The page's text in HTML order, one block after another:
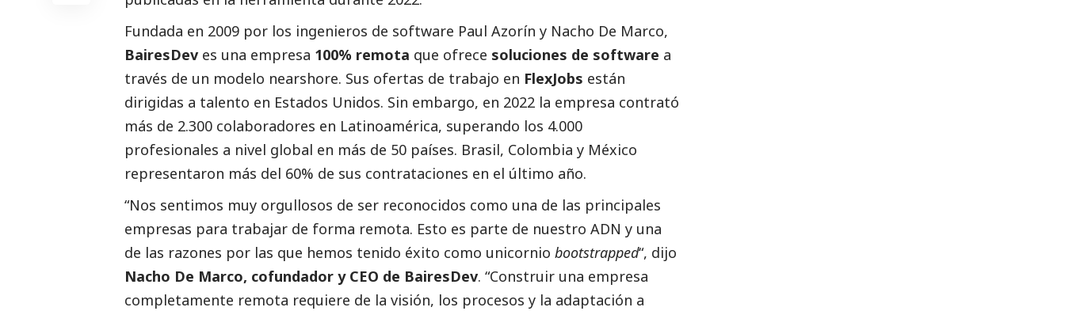
Fundada en 2009 por los ingenieros de software Paul Azorín y Nacho De Marco,
BairesDev es una empresa 100% remota que ofrece soluciones de software a
través de un modelo nearshore. Sus ofertas de trabajo en FlexJobs están
dirigidas a talento en Estados Unidos. Sin embargo, en 2022 la empresa contrató
más de 2.300 colaboradores en Latinoamérica, superando los 4.000
profesionales a nivel global en más de 50 países. Brasil, Colombia y México
representaron más del 60% de sus contrataciones en el último año.
“Nos sentimos muy orgullosos de ser reconocidos como una de las principales
empresas para trabajar de forma remota. Esto es parte de nuestro ADN y una
de las razones por las que hemos tenido éxito como unicornio bootstrapped“, dijo
Nacho De Marco, cofundador y CEO de BairesDev. “Construir una empresa
completamente remota requiere de la visión, los procesos y la adaptación a